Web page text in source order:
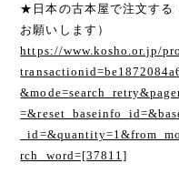
★日本の古本屋で注文する
お願いします）
https://www.kosho.or.jp/
rch_word=[37811]